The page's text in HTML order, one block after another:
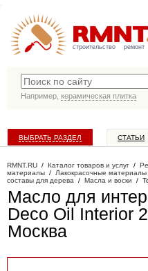
строительство ремонт
Например, керамическая плитка
ВЫБРАТЬ РАЗДЕЛ СТАТЬИ
RMNT.RU / Каталог товаров и услуг /
материалы / Лакокрасочные
составы для дерева / Масла и воски /
Масло для
Deco Oil Interior
Москва